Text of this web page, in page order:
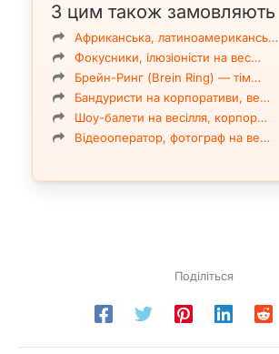
З цим також замовляють
Африканська, латиноамерикансь…
Фокусники, ілюзіоністи на вес…
Брейн-Ринг (Brein Ring) — тім…
Бандуристи на корпоративи, ве…
Шоу-балети на весілля, корпор…
Відеооператор, фотограф на ве…
Поділіться